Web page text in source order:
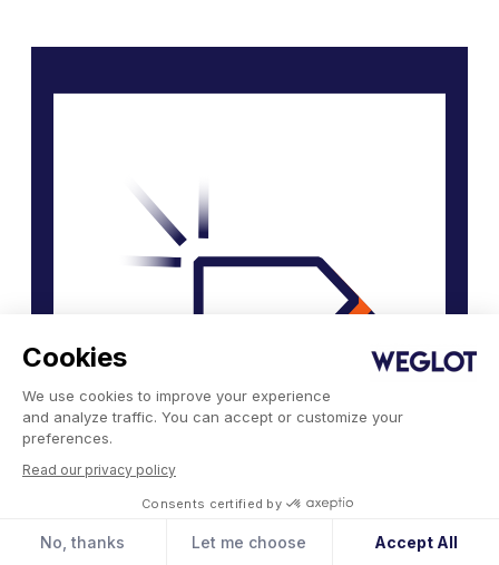
Cookies
We use cookies to improve your experience
and analyze traffic. You can accept or customize your
preferences.
Read our privacy policy
Consents certified by
No, thanks Let me choose Accept All
Weglot을 만나보세요
번역플랫폼 Weglot을 통해 글로벌 트